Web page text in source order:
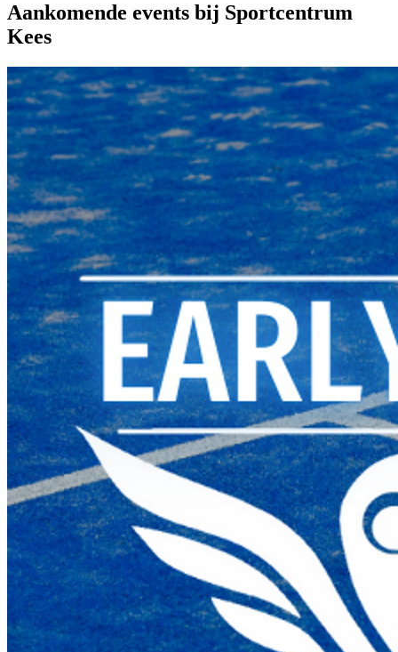
Aankomende events bij Sportcentrum
Kees